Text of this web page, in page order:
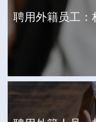
聘用外籍员工